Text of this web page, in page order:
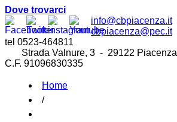
Dove trovarci
info@cbpiacenza.it
cbpiacenza@pec.it
tel 0523-464811
Strada Valnure, 3 - 29122 Piacenza
C.F. 91096830335
Home
/